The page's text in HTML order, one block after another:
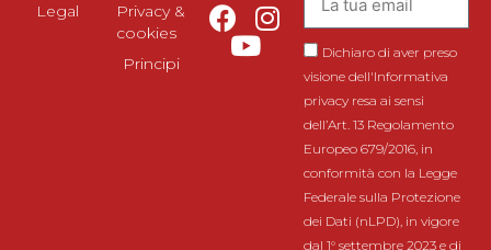
Legal
Privacy &
cookies
Principi
Dichiaro di aver preso
visione dell'Informativa
privacy resa ai sensi
dell’Art. 13 Regolamento
Europeo 679/2016, in
conformità con la Legge
Federale sulla Protezione
dei Dati (nLPD), in vigore
dal 1° settembre 2023 e di